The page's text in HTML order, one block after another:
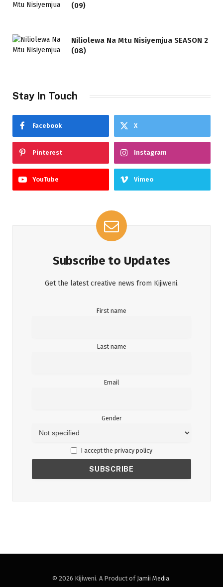
(09)
Niliolewa Na Mtu Nisiyemjua SEASON 2
(08)
Stay In Touch
Facebook X
Pinterest Instagram
YouTube Vimeo
Subscribe to Updates
Get the latest creative news from Kijiweni.
First name
Last name
Email
Gender
I accept the privacy policy
© 2026 Kijiweni. A Product of Jamii Media.